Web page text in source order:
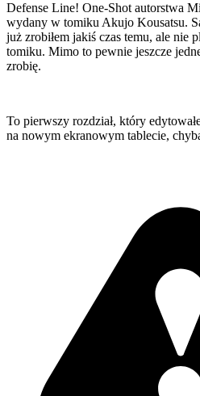
Defense Line! One-Shot autorstwa
wydany w tomiku Akujo Kousatsu.
już zrobiłem jakiś czas temu, ale nie
tomiku. Mimo to pewnie jeszcze
zrobię.
To pierwszy rozdział, który
na nowym ekranowym tablecie,